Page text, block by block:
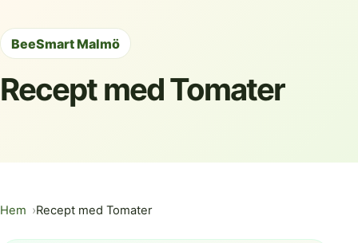
BeeSmart Malmö
Recept med Tomater
Hem Recept med Tomater